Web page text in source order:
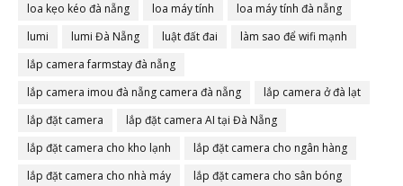
loa kẹo kéo đà nẵng
loa máy tính
loa máy tính đà nẵng
lumi
lumi Đà Nẵng luật đất đai
làm sao để wifi mạnh
lắp camera farmstay đà nẵng
lắp camera imou đà nẵng camera đà nẵng
lắp camera ở đà lạt
lắp đặt camera
lắp đặt camera AI tại Đà Nẵng
lắp đặt camera cho kho lạnh
lắp đặt camera cho ngân hàng
lắp đặt camera cho nhà máy
lắp đặt camera cho sân bóng